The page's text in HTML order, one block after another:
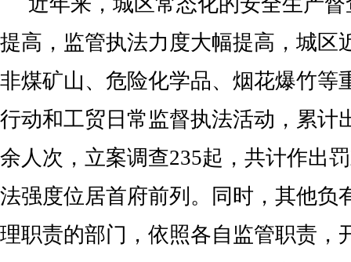
提高，监管执法力度大幅提高，城区
非煤矿山、危险化学品、烟花爆竹等
行动和工贸日常监督执法活动，累计
余人次，立案调查235起，共计作出
法强度位居首府前列。同时，其他负
理职责的部门，依照各自监管职责，